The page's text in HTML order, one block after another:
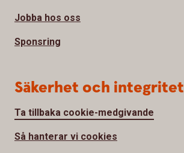
Jobba hos oss
Sponsring
Säkerhet och integritet
Ta tillbaka cookie-medgivande
Så hanterar vi cookies